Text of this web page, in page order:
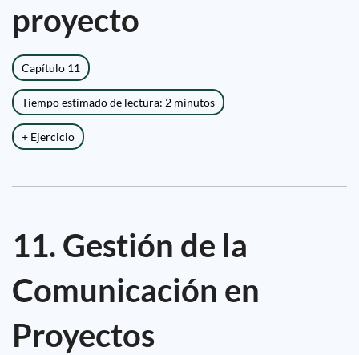
proyecto
Capítulo 11
Tiempo estimado de lectura: 2 minutos
+ Ejercicio
11. Gestión de la
Comunicación en
Proyectos